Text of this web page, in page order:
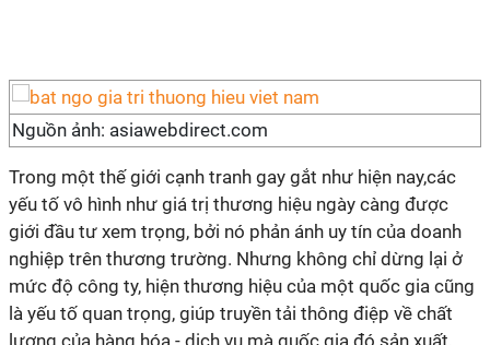
Nguồn ảnh: asiawebdirect.com
Trong một thế giới cạnh tranh gay gắt như hiện nay,các
yếu tố vô hình như giá trị thương hiệu ngày càng được
giới đầu tư xem trọng, bởi nó phản ánh uy tín của doanh
nghiệp trên thương trường. Nhưng không chỉ dừng lại ở
mức độ công ty, hiện thương hiệu của một quốc gia cũng
là yếu tố quan trọng, giúp truyền tải thông điệp về chất
lượng của hàng hóa - dịch vụ mà quốc gia đó sản xuất,